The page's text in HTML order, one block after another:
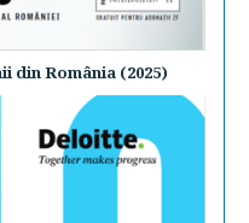
din România (2025)